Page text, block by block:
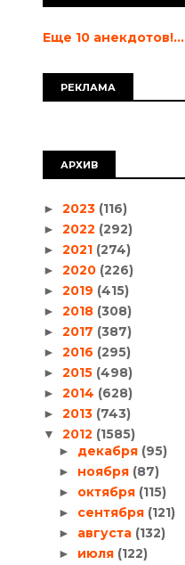
Еще 10 анекдотов!...
РЕКЛАМА
АРХИВ
► 2023 (116)
► 2022 (292)
► 2021 (274)
► 2020 (226)
► 2019 (415)
► 2018 (308)
► 2017 (387)
► 2016 (295)
► 2015 (498)
► 2014 (628)
► 2013 (743)
▼ 2012 (1585)
► декабря (95)
► ноября (87)
► октября (115)
► сентября (121)
► августа (132)
► июля (122)